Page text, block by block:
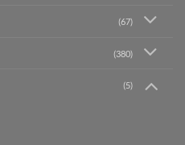
(67)
(380)
(5)